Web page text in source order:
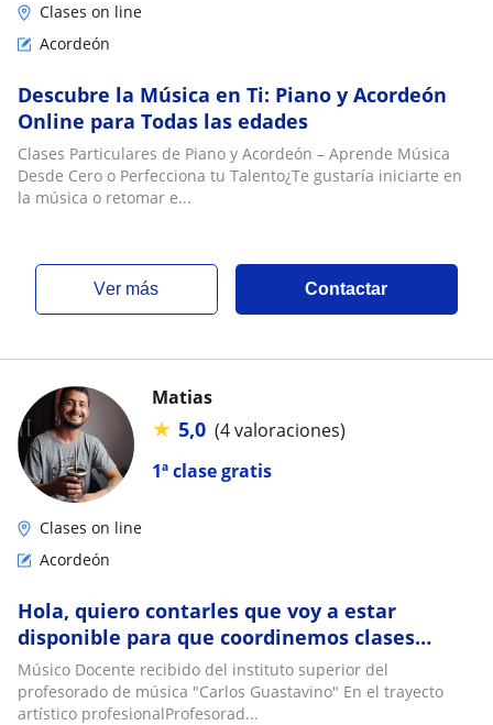
Clases on line
Acordeón
Descubre la Música en Ti: Piano y Acordeón
Online para Todas las edades
Clases Particulares de Piano y Acordeón – Aprende Música
Desde Cero o Perfecciona tu Talento¿Te gustaría iniciarte en
la música o retomar e...
ver más Contactar
1ª clase gratis
Matias
★ 5,0 (4 valoraciones)
Clases on line
Acordeón
Hola, quiero contarles que voy a estar
disponible para que coordinemos clases
particulares de acordeón a piano y guitarra
criolla
Músico Docente recibido del instituto superior del
profesorado de música "Carlos Guastavino" En el trayecto
artístico profesionalProfesorad...